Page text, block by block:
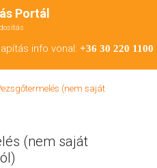
Portál
info vonal: +36 30 220 1100
(nem saját
(nem saját